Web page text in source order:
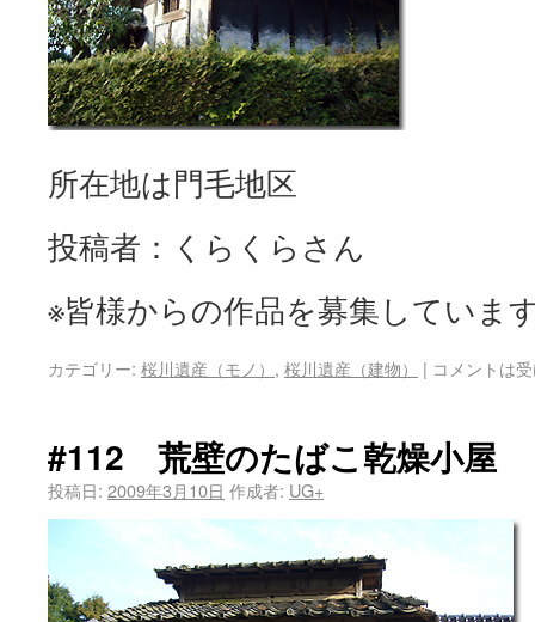
所在地は門毛地区
投稿者：くらくらさん
※皆様からの作品を募集していま
カテゴリー: 桜川遺産（モノ） , 桜川遺産（建物） | コメントは
#112 荒壁のたばこ乾燥小屋
投稿日: 2009年3月10日 作成者: UG+